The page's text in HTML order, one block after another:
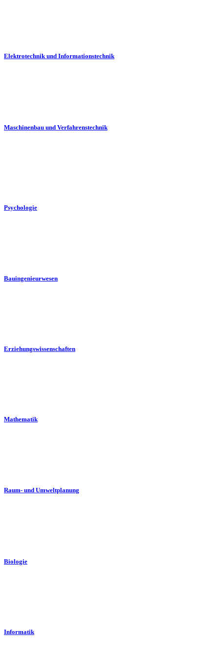
Elektrotechnik und Informationstechnik
Maschinenbau und Verfahrenstechnik
Psychologie
Bauingenieurwesen
Erziehungswissenschaften
Mathematik
Raum- und Umweltplanung
Biologie
Informatik